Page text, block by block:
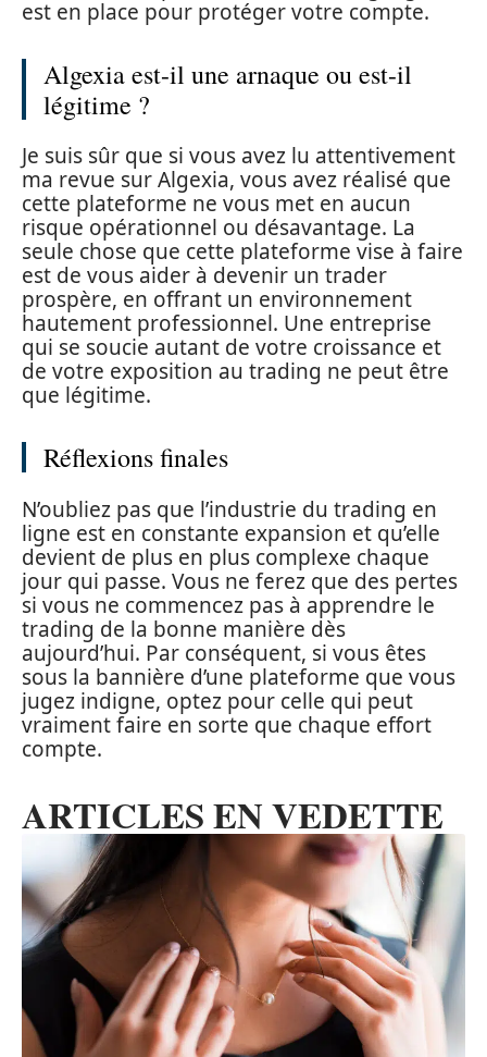
est en place pour protéger votre compte.
Algexia est-il une arnaque ou est-il
légitime ?
Je suis sûr que si vous avez lu attentivement
ma revue sur Algexia, vous avez réalisé que
cette plateforme ne vous met en aucun
risque opérationnel ou désavantage. La
seule chose que cette plateforme vise à faire
est de vous aider à devenir un trader
prospère, en offrant un environnement
hautement professionnel. Une entreprise
qui se soucie autant de votre croissance et
de votre exposition au trading ne peut être
que légitime.
Réflexions finales
N’oubliez pas que l’industrie du trading en
ligne est en constante expansion et qu’elle
devient de plus en plus complexe chaque
jour qui passe. Vous ne ferez que des pertes
si vous ne commencez pas à apprendre le
trading de la bonne manière dès
aujourd’hui. Par conséquent, si vous êtes
sous la bannière d’une plateforme que vous
jugez indigne, optez pour celle qui peut
vraiment faire en sorte que chaque effort
compte.
ARTICLES EN VEDETTE